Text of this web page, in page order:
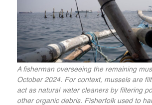
A fisherman overseeing the remaining
October 2024. For context, mussels are
act as natural water cleaners by filtering
other organic debris. Fisherfolk used to